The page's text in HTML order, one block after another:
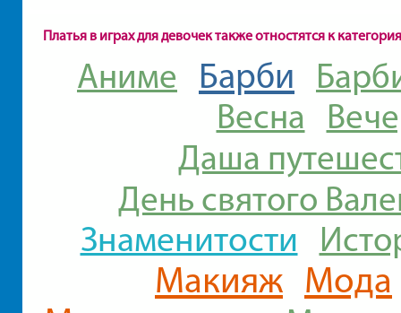
Платья в играх для девочек также отностятся к
Аниме Барби
Весна
Даша
День святого
Знаменитости
Макияж Мода